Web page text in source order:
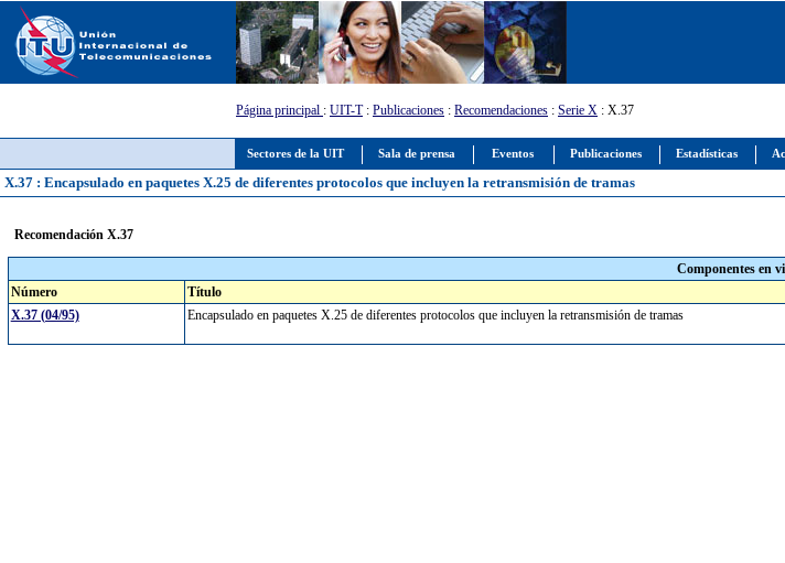
Sectores de la UIT Sala de prensa Eventos Publicaciones Estadísticas
Página principal : UIT-T: Publicaciones : Recomendaciones : Serie X : X.37
X.37 : Encapsulado en paquetes X.25 de diferentes protocolos que incluyen la retransmisión de tramas
Recomendación X.37
Componentes en
Número
Título
X.37 (04/95)
Encapsulado en paquetes X.25 de diferentes protocolos que incluyen la retransmisión de tramas